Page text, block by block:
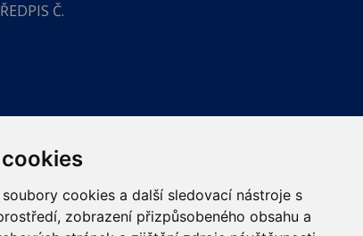
cookies a další sledovací nástroje s
zobrazení přizpůsobeného obsahu a
Č.